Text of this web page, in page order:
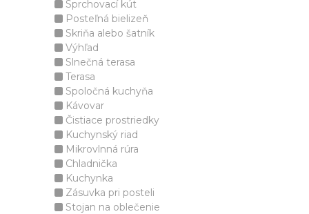
Sprchovací kút
Posteľná bielizeň
Skriňa alebo šatník
Výhľad
Slnečná terasa
Terasa
Spoločná kuchyňa
Kávovar
Čistiace prostriedky
Kuchynský riad
Mikrovlnná rúra
Chladnička
Kuchynka
Zásuvka pri posteli
Stojan na oblečenie